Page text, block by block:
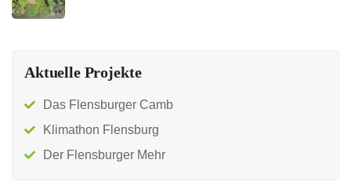
Aktuelle Projekte
Das Flensburger Camb
Klimathon Flensburg
Der Flensburger Mehr